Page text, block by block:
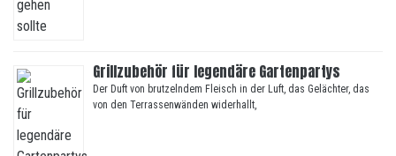
Grillzubehör für legendäre Gartenpartys
Der Duft von brutzelndem Fleisch in der Luft, das Gelächter, das
von den Terrassenwänden widerhallt,